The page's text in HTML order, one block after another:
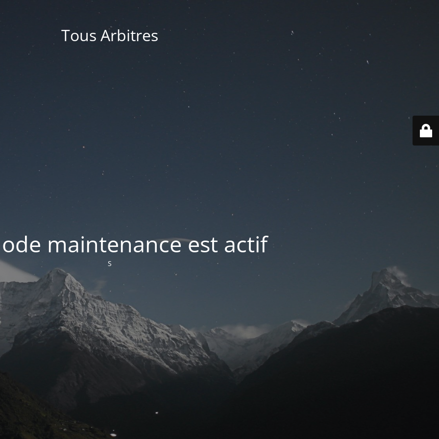
Tous Arbitres
maintenance est actif
S